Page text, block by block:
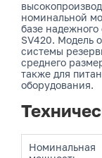
номинальной
базе надежного
SV420. Модель
системы
среднего
также для
оборудования.
Номинальная